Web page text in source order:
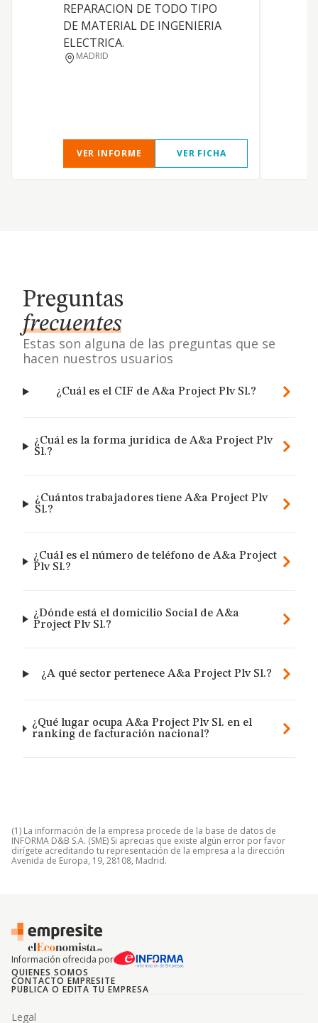
REPARACION DE TODO TIPO
DE MATERIAL DE INGENIERIA
ELECTRICA.
MADRID
VER INFORME VER FICHA
Preguntas
frecuentes
Estas son alguna de las preguntas que se
hacen nuestros usuarios
¿Cuál es el CIF de A&a Project Plv Sl.?
¿Cuál es la forma jurídica de A&a Project Plv
Sl.?
¿Cuántos trabajadores tiene A&a Project Plv
Sl.?
¿Cuál es el número de teléfono de A&a Project
Plv Sl.?
¿Dónde está el domicilio Social de A&a
Project Plv Sl.?
¿A qué sector pertenece A&a Project Plv Sl.?
¿Qué lugar ocupa A&a Project Plv Sl. en el
ranking de facturación nacional?
(1) La información de la empresa procede de la base de datos de
INFORMA D&B S.A. (SME) Si aprecias que existe algún error por favor
dirígete acreditando tu representación de la empresa a la dirección
Avenida de Europa, 19, 28108, Madrid.
Información ofrecida por
QUIENES SOMOS
CONTACTO EMPRESITE
PUBLICA O EDITA TU EMPRESA
Legal